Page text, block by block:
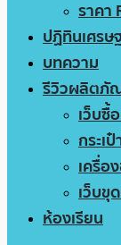
ราคา
ปฏิทินเศรษ
บทความ
รีวิวผลิตภั
เว็บซื้
กระเ
เครื่อ
เว็บขุ
ห้องเรียน